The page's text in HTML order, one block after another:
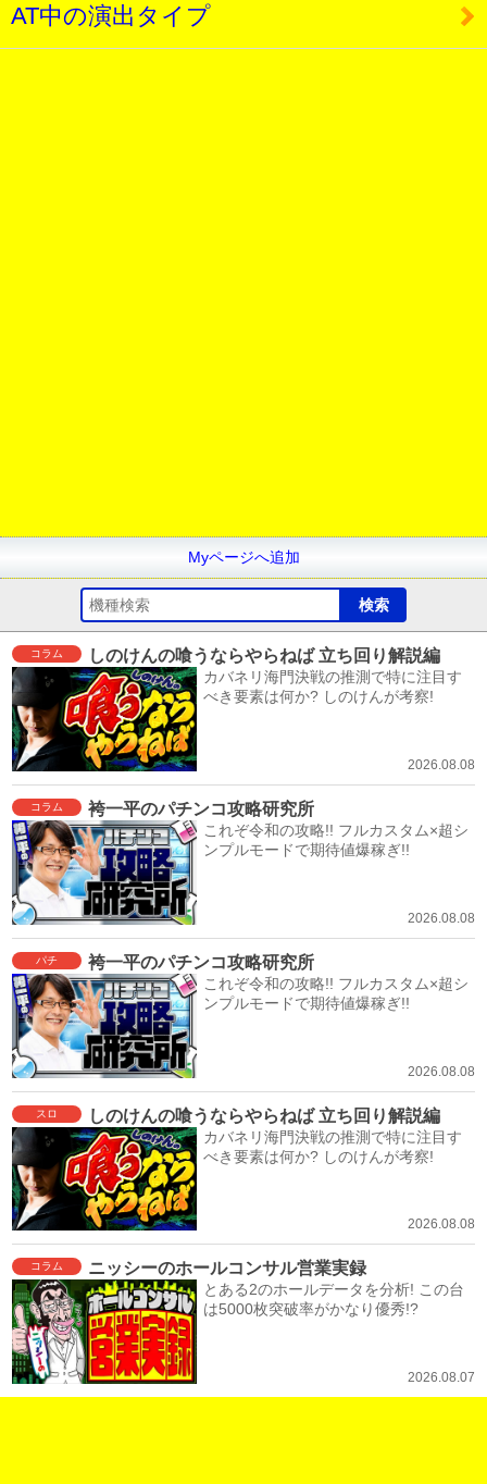
AT中の演出タイプ
Myページへ追加
コラム しのけんの喰うならやらねば 立ち回り解説編
カバネリ海門決戦の推測で特に注目す
べき要素は何か? しのけんが考察!
2026.08.08
コラム 袴一平のパチンコ攻略研究所
これぞ令和の攻略!! フルカスタム×超シ
ンプルモードで期待値爆稼ぎ!!
2026.08.08
パチ 袴一平のパチンコ攻略研究所
これぞ令和の攻略!! フルカスタム×超シ
ンプルモードで期待値爆稼ぎ!!
2026.08.08
スロ しのけんの喰うならやらねば 立ち回り解説編
カバネリ海門決戦の推測で特に注目す
べき要素は何か? しのけんが考察!
2026.08.08
コラム ニッシーのホールコンサル営業実録
とある2のホールデータを分析! この台
は5000枚突破率がかなり優秀!?
2026.08.07